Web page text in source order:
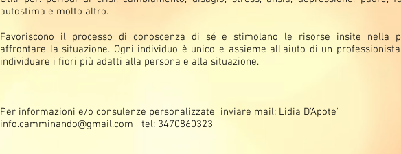
autostima e molto altro.
Favoriscono il processo di conoscenza di sé e stimolano le risorse insite nella
affrontare la situazione. Ogni individuo è unico e assieme all'aiuto di un
individuare i fiori più adatti alla persona e alla situazione.
Per informazioni e/o consulenze personalizzate inviare mail: Lidia D'Apote'
info.camminando@gmail.com tel: 3470860323